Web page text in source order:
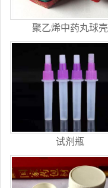
聚乙烯中药丸球壳
试剂瓶